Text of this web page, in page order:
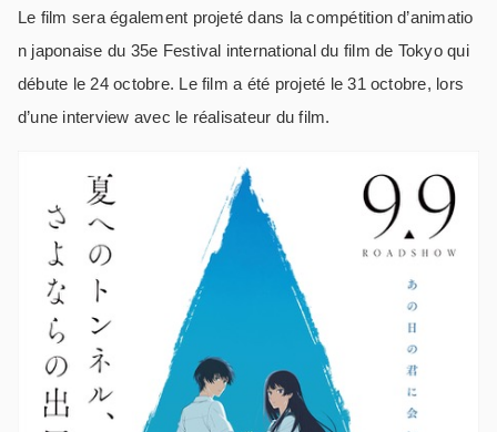
Le film sera également projeté dans la compétition d’animatio
n japonaise du 35e Festival international du film de Tokyo qui
débute le 24 octobre. Le film a été projeté le 31 octobre, lors
d’une interview avec le réalisateur du film.